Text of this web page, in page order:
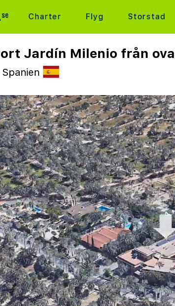
Charter Flyg Storstad
Jardín Milenio från